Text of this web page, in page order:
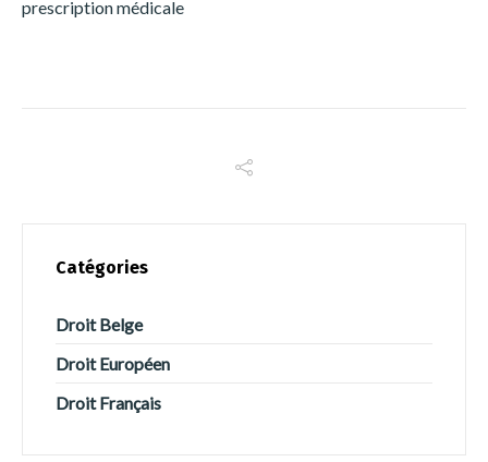
prescription médicale
Catégories
Droit Belge
Droit Européen
Droit Français